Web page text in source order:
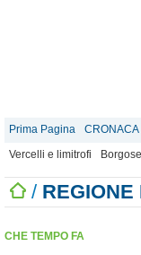
Prima Pagina CRONACA
Vercelli e limitrofi
/ REGIONE
CHE TEMPO FA